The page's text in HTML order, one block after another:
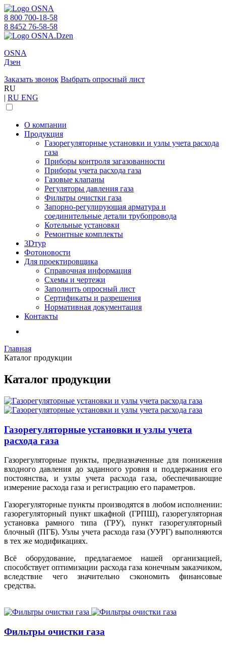
8 800 700-18-58
8 8452 76-58-58
OSNA
Дзен
Заказать звонок Выбрать опросный лист
RU
| RU ENG
О компании
Продукция
Газорегуляторные установки и узлы учета расхода
газа
Приборы контроля загазованности
Приборы учета расхода газа
Газовые клапаны
Регуляторы давления газа
Фильтры очистки газа
Запорно-регулирующая арматура и
соединительные детали трубопровода
Котельные установки
Ремонтные комплекты
3Dтур
Фотоновости
Для проектировщика
Справочная информация
Схемы и чертежи
Заполнить опросный лист
Сертификаты и разрешения
Нормативная документация
Контакты
Главная
Каталог продукции
Каталог продукции
Газорегуляторные установки и узлы учета
расхода газа
Газорегуляторные пункты, предназначенные для понижения
входного давления до заданного уровня и поддержания его
постоянства, и узлы учета расхода газа, обеспечивающие
измерение расхода газа и регистрацию его параметров.
Газорегуляторные пункты производятся в любом исполнении:
газорегуляторный пункт шкафной (ГРПШ), газорегуляторная
установка рамного типа (ГРУ), пункт газорегуляторный
блочный (ПГБ). Узлы учета расхода газа (УУРГ) выполняются
в тех же модификациях.
Всё оборудование, предлагаемое нашей организацией,
способствует оптимизации расхода газа конечным заказчиком,
вследствие чего значительно сэкономить финансовые
средства.
Фильтры очистки газа